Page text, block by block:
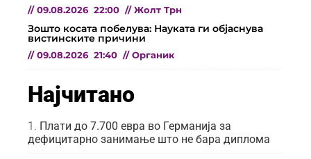
// 09.08.2026 22:00 // Жолт Трн
Зошто косата побелува: Науката ги објаснува
вистинските причини
// 09.08.2026 21:40 // Органик
Најчитано
Плати до 7.700 евра во Германија за
дефицитарно занимање што не бара диплома